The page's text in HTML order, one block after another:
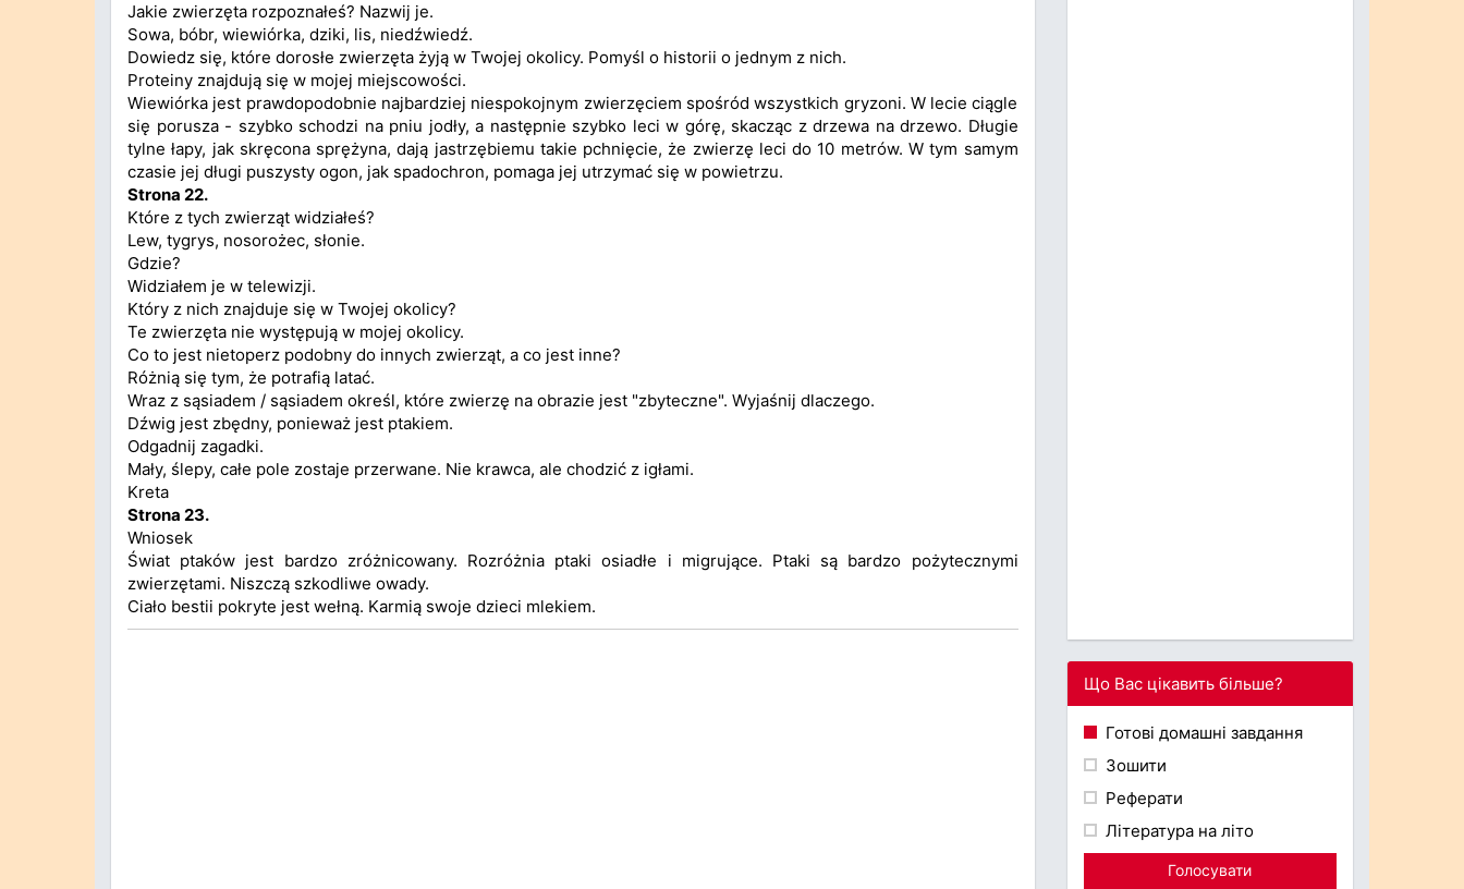
Jakie zwierzęta rozpoznałeś? Nazwij je.
Sowa, bóbr, wiewiórka, dziki, lis, niedźwiedź.
Dowiedz się, które dorosłe zwierzęta żyją w Twojej okolicy. Pomyśl o historii o jednym z nich.
Proteiny znajdują się w mojej miejscowości.
Wiewiórka jest prawdopodobnie najbardziej niespokojnym zwierzęciem spośród wszystkich gryzoni. W lecie ciągle
się porusza - szybko schodzi na pniu jodły, a następnie szybko leci w górę, skacząc z drzewa na drzewo. Długie
tylne łapy, jak skręcona sprężyna, dają jastrzębiemu takie pchnięcie, że zwierzę leci do 10 metrów. W tym samym
czasie jej długi puszysty ogon, jak spadochron, pomaga jej utrzymać się w powietrzu.
Strona 22.
Które z tych zwierząt widziałeś?
Lew, tygrys, nosorożec, słonie.
Gdzie?
Widziałem je w telewizji.
Który z nich znajduje się w Twojej okolicy?
Te zwierzęta nie występują w mojej okolicy.
Co to jest nietoperz podobny do innych zwierząt, a co jest inne?
Różnią się tym, że potrafią latać.
Wraz z sąsiadem / sąsiadem określ, które zwierzę na obrazie jest "zbyteczne". Wyjaśnij dlaczego.
Dźwig jest zbędny, ponieważ jest ptakiem.
Odgadnij zagadki.
Mały, ślepy, całe pole zostaje przerwane. Nie krawca, ale chodzić z igłami.
Kreta
Strona 23.
Wniosek
Świat ptaków jest bardzo zróżnicowany. Rozróżnia ptaki osiadłe i migrujące. Ptaki są bardzo pożytecznymi
zwierzętami. Niszczą szkodliwe owady.
Ciało bestii pokryte jest wełną. Karmią swoje dzieci mlekiem.
Що Вас цікавить більше?
Готові домашні завдання
Зошити
Реферати
Література на літо
Голосувати